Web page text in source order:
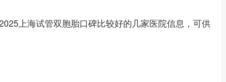
上海试管双胞胎口碑比较好的几家医院信息，可供